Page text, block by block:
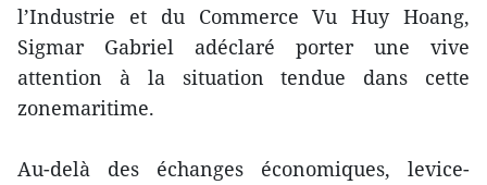
l’Industrie et du Commerce Vu Huy Hoang,
Sigmar Gabriel adéclaré porter une vive
attention à la situation tendue dans cette
zonemaritime.
Au-delà des échanges économiques, levice-